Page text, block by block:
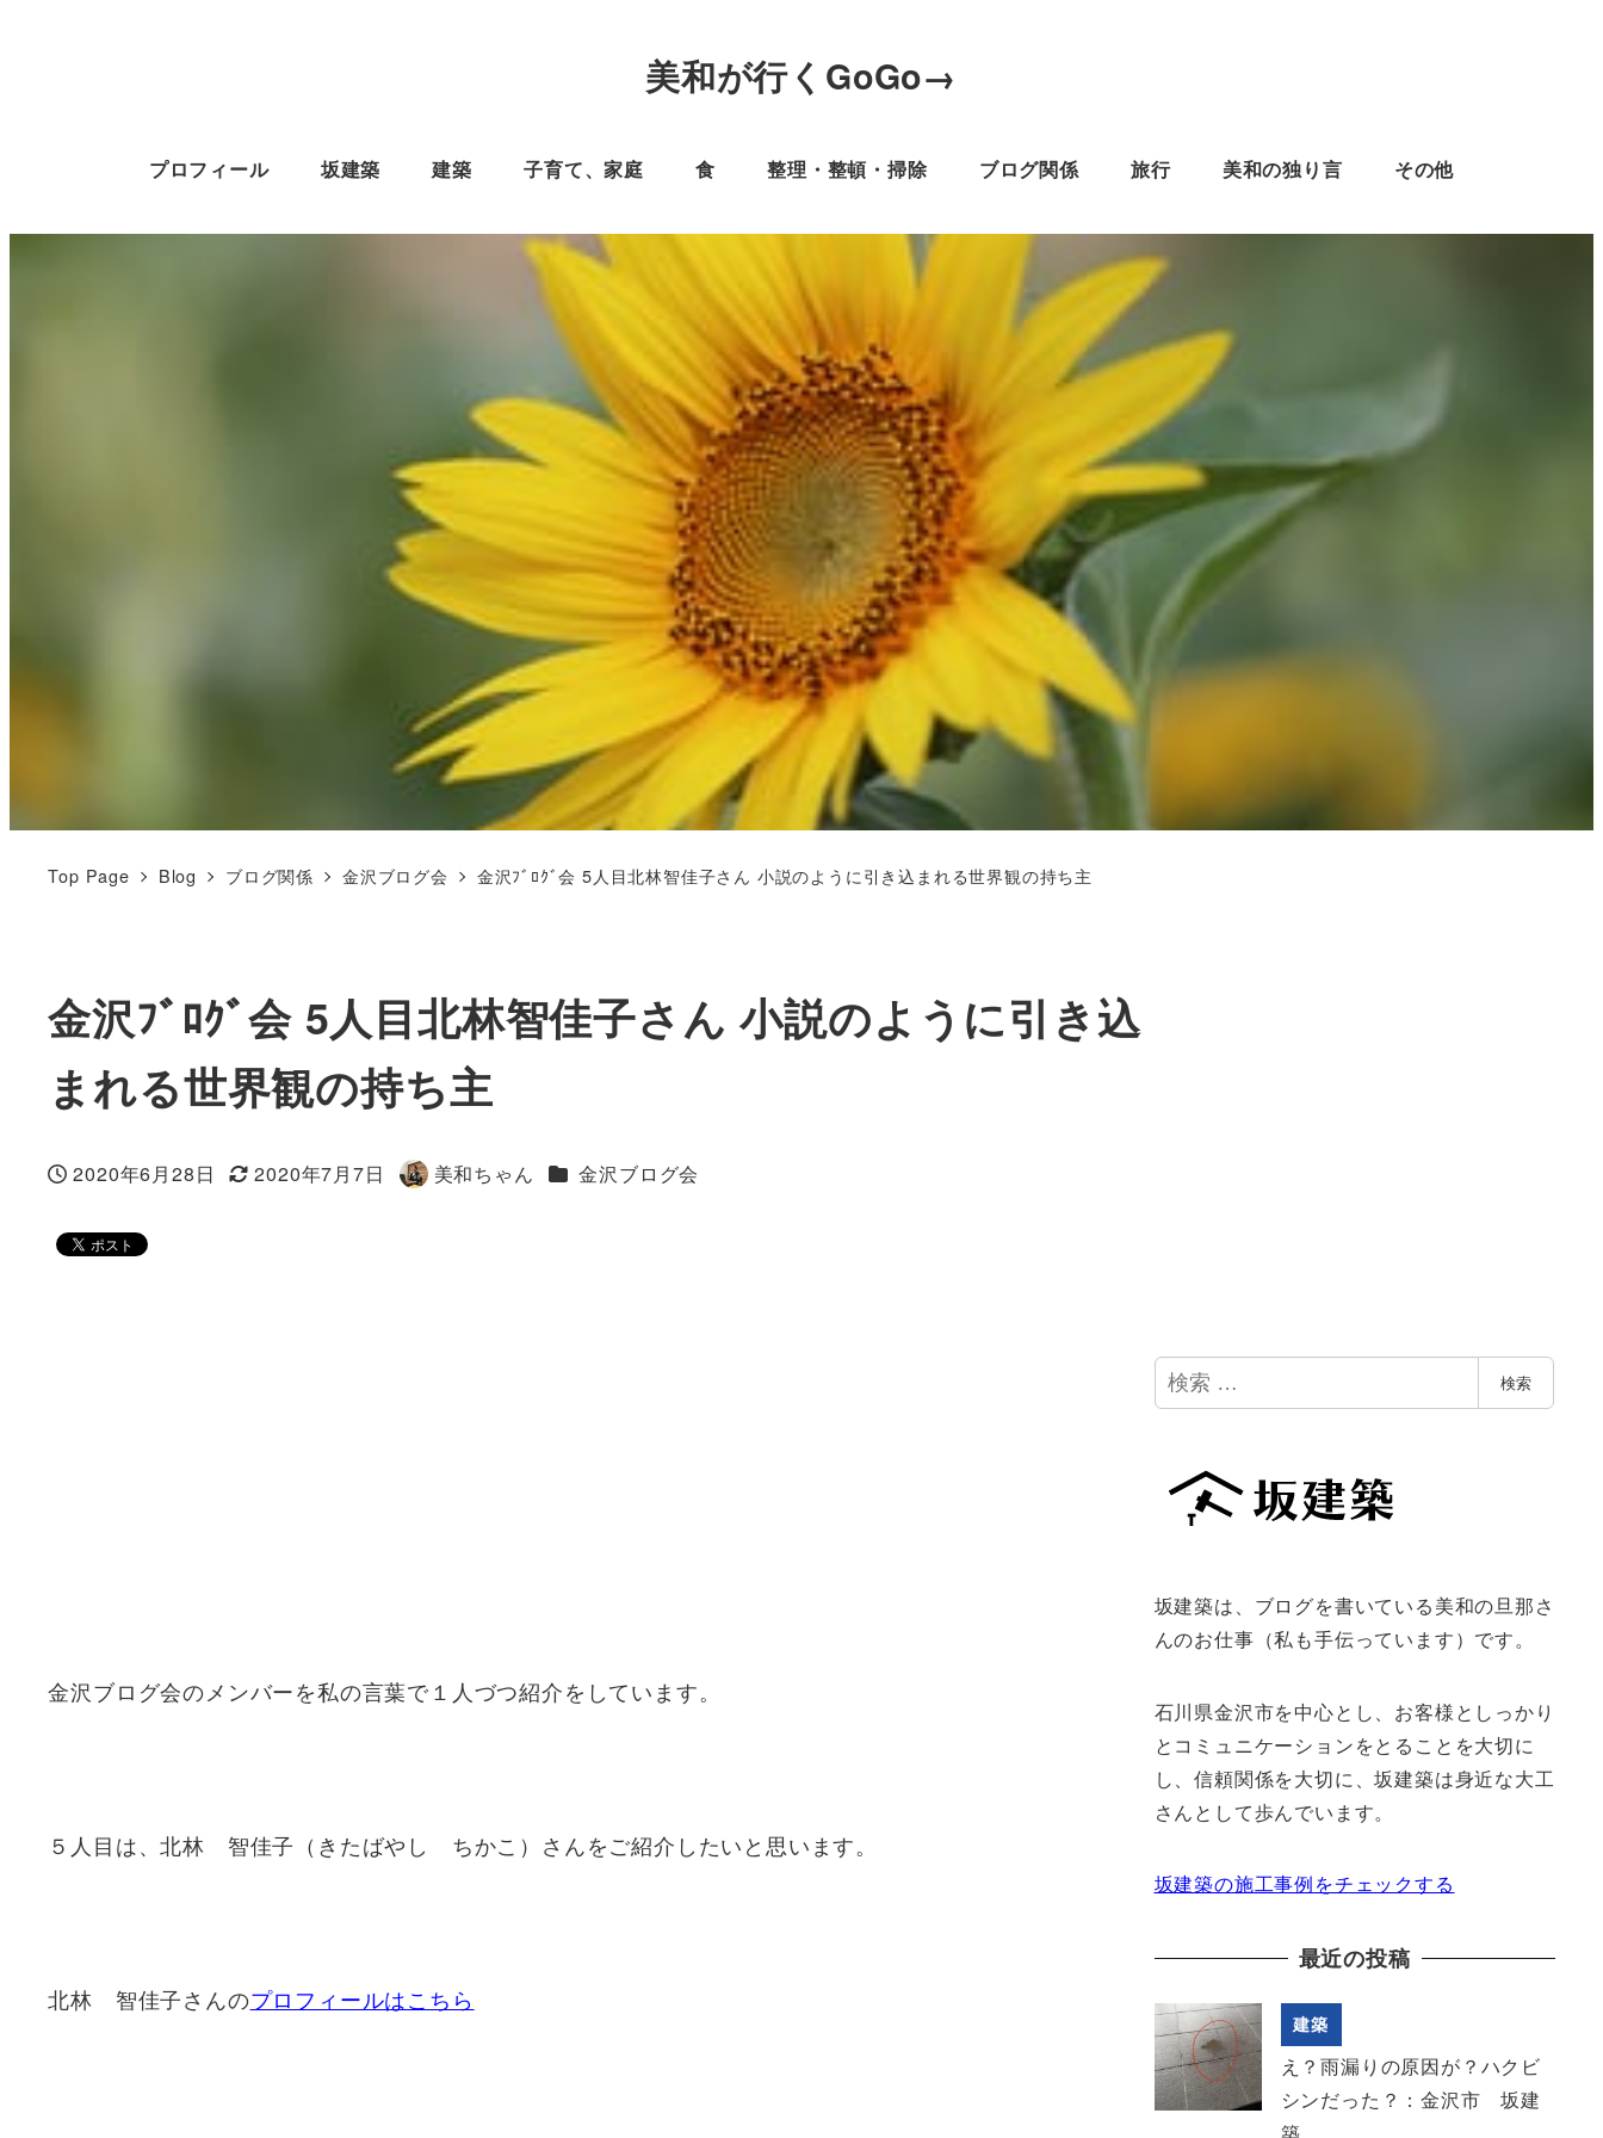
美和が行くGoGo→
プロフィール 坂建築 建築 子育て、家庭 食 整理・整頓・掃除 ブログ関係 旅行 美和の独り言 その他
Top Page Blog ブログ関係 金沢ブログ会 金沢ﾌﾞﾛｸﾞ会 5人目北林智佳子さん 小説のように引き込まれる世界観の持ち主
金沢ﾌﾞﾛｸﾞ会 5人目北林智佳子さん 小説のように引き込
まれる世界観の持ち主
投稿日
2020年6月28日
更新日
2020年7月7日
著
美和ちゃん カテゴリー
金沢ブログ会
金沢ブログ会のメンバーを私の言葉で１人づつ紹介をしています。
５人目は、北林 智佳子（きたばやし ちかこ）さんをご紹介したいと思います。
北林 智佳子さんのプロフィールはこちら
検
索
検索
坂建築は、ブログを書いている美和の旦那さ
んのお仕事（私も手伝っています）です。
石川県金沢市を中心とし、お客様としっかり
とコミュニケーションをとることを大切に
し、信頼関係を大切に、坂建築は身近な大工
さんとして歩んでいます。
坂建築の施工事例をチェックする
最近の投稿
建築
え？雨漏りの原因が？ハクビ
シンだった？：金沢市 坂建
築